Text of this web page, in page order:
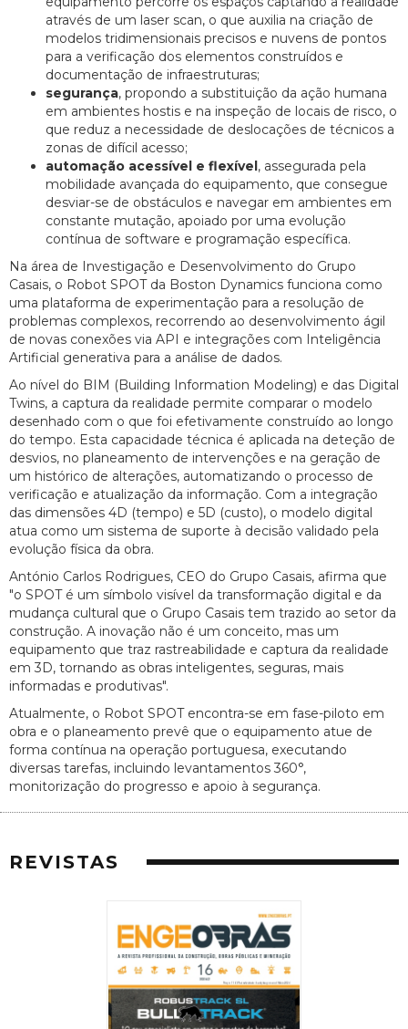
através de um laser scan, o que auxilia na criação de
modelos tridimensionais precisos e nuvens de pontos
para a verificação dos elementos construídos e
documentação de infraestruturas;
segurança, propondo a substituição da ação humana
em ambientes hostis e na inspeção de locais de risco, o
que reduz a necessidade de deslocações de técnicos a
zonas de difícil acesso;
automação acessível e flexível, assegurada pela
mobilidade avançada do equipamento, que consegue
desviar-se de obstáculos e navegar em ambientes em
constante mutação, apoiado por uma evolução
contínua de software e programação específica.
Na área de Investigação e Desenvolvimento do Grupo
Casais, o Robot SPOT da Boston Dynamics funciona como
uma plataforma de experimentação para a resolução de
problemas complexos, recorrendo ao desenvolvimento ágil
de novas conexões via API e integrações com Inteligência
Artificial generativa para a análise de dados.
Ao nível do BIM (Building Information Modeling) e das Digital
Twins, a captura da realidade permite comparar o modelo
desenhado com o que foi efetivamente construído ao longo
do tempo. Esta capacidade técnica é aplicada na deteção de
desvios, no planeamento de intervenções e na geração de
um histórico de alterações, automatizando o processo de
verificação e atualização da informação. Com a integração
das dimensões 4D (tempo) e 5D (custo), o modelo digital
atua como um sistema de suporte à decisão validado pela
evolução física da obra.
António Carlos Rodrigues, CEO do Grupo Casais, afirma que
"o SPOT é um símbolo visível da transformação digital e da
mudança cultural que o Grupo Casais tem trazido ao setor da
construção. A inovação não é um conceito, mas um
equipamento que traz rastreabilidade e captura da realidade
em 3D, tornando as obras inteligentes, seguras, mais
informadas e produtivas".
Atualmente, o Robot SPOT encontra-se em fase-piloto em
obra e o planeamento prevê que o equipamento atue de
forma contínua na operação portuguesa, executando
diversas tarefas, incluindo levantamentos 360°,
monitorização do progresso e apoio à segurança.
REVISTAS